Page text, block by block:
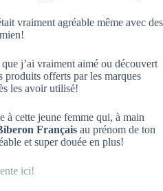
vraiment agréable même avec des
j’ai vraiment aimé ou découvert
produits offerts par les marques
les avoir utilisé!
à cette jeune femme qui, à main
Français au prénom de ton
et super douée en plus!
ici!